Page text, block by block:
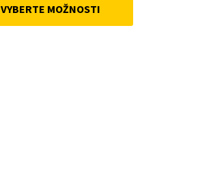
4
933,70Kč.
3
687,40Kč.
VYBERTE MOŽNOSTI